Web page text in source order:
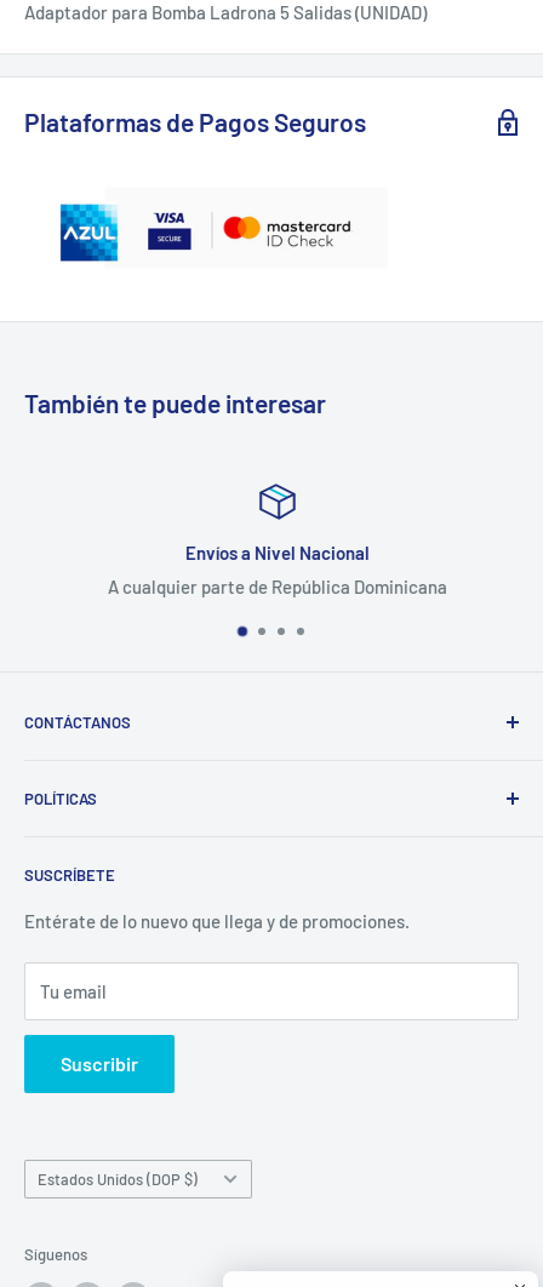
Adaptador para Bomba Ladrona 5 Salidas (UNIDAD)
Plataformas de Pagos Seguros
También te puede interesar
Envíos a Nivel Nacional
A cualquier parte de República Dominicana
CONTÁCTANOS
POLÍTICAS
Política de Privacidad
Políticas de Reembolso
Términos del servicio
Política de reembolso
SUSCRÍBETE
Entérate de lo nuevo que llega y de promociones.
Tu email
Suscribir
País/región
Estados Unidos (DOP $)
Síguenos